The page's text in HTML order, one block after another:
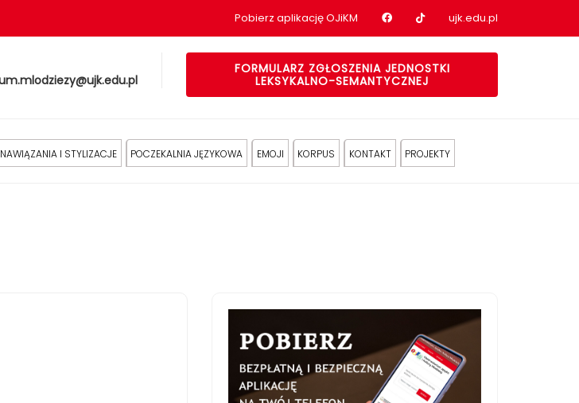
Pobierz aplikację OJiKM Nasz profil na Facebook
Nasz profil na tiktok
ujk.edu.pl
FORMULARZ ZGŁOSZENIA JEDNOSTKI
LEKSYKALNO-SEMANTYCZNEJ
NAWIĄZANIA I STYLIZACJE POCZEKALNIA JĘZYKOWA EMOJI KORPUS KONTAKT PROJEKTY